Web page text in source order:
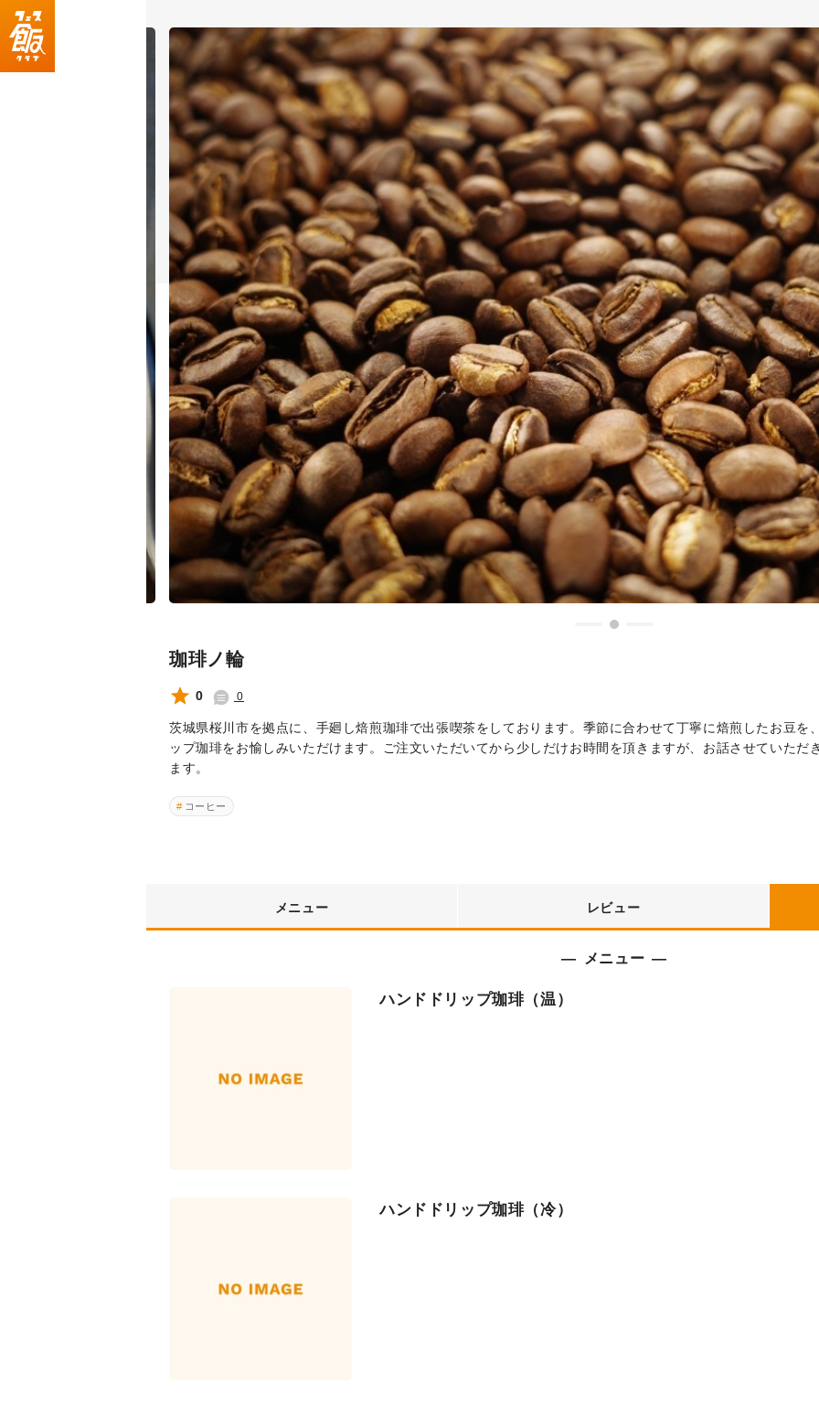
珈琲ノ輪
0 0
茨城県桜川市を拠点に、手廻し焙煎珈琲で出張喫茶をしております。季節に合わせて丁寧に焙煎したお豆を
ップ珈琲をお愉しみいただけます。ご注文いただいてから少しだけお時間を頂きますが、お話させていただ
ます。
コーヒー
メニュー レビュー
メニュー
ハンドドリップ珈琲（温）
ハンドドリップ珈琲（冷）